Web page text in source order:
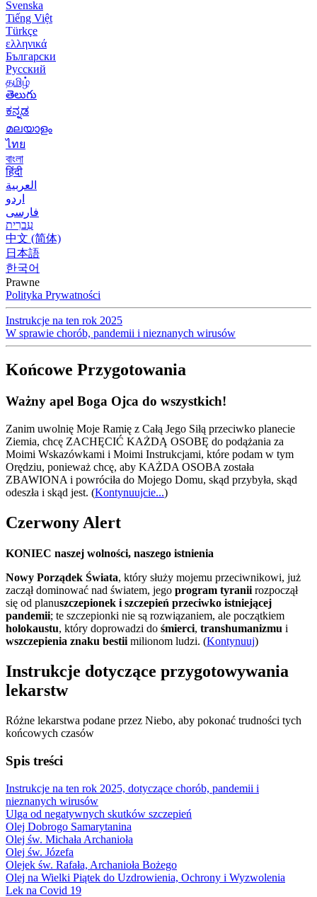
Svenska
Tiếng Việt
Türkçe
ελληνικά
Български
Русский
தமிழ்
తెలుగు
ಕನ್ನಡ
മലയാളം
ไทย
বাংলা
हिंदी
العربية
اردو
فارسی
עִברִית
中文 (简体)
日本語
한국어
Prawne
Polityka Prywatności
Instrukcje na ten rok 2025
W sprawie chorób, pandemii i nieznanych wirusów
Końcowe Przygotowania
Ważny apel Boga Ojca do wszystkich!
Zanim uwolnię Moje Ramię z Całą Jego Siłą przeciwko planecie
Ziemia, chcę ZACHĘCIĆ KAŻDĄ OSOBĘ do podążania za
Moimi Wskazówkami i Moimi Instrukcjami, które podam w tym
Orędziu, ponieważ chcę, aby KAŻDA OSOBA została
ZBAWIONA i powróciła do Mojego Domu, skąd przybyła, skąd
odeszła i skąd jest. (Kontynuujcie...)
Czerwony Alert
KONIEC naszej wolności, naszego istnienia
Nowy Porządek Świata, który służy mojemu przeciwnikowi, już
zaczął dominować nad światem, jego program tyranii rozpoczął
się od planuszczepionek i szczepień przeciwko istniejącej
pandemii; te szczepionki nie są rozwiązaniem, ale początkiem
holokaustu, który doprowadzi do śmierci, transhumanizmu i
wszczepienia znaku bestii milionom ludzi. (Kontynuuj)
Instrukcje dotyczące przygotowywania
lekarstw
Różne lekarstwa podane przez Niebo, aby pokonać trudności tych
końcowych czasów
Spis treści
Instrukcje na ten rok 2025, dotyczące chorób, pandemii i
nieznanych wirusów
Ulga od negatywnych skutków szczepień
Olej Dobrogo Samarytanina
Olej św. Michała Archanioła
Olej św. Józefa
Olejek św. Rafała, Archanioła Bożego
Olej na Wielki Piątek do Uzdrowienia, Ochrony i Wyzwolenia
Lek na Covid 19